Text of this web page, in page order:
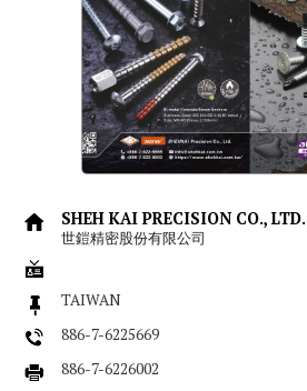
SHEH KAI PRECISION CO., LTD.
世鎧精密股份有限公司
TAIWAN
886-7-6225669
886-7-6226002